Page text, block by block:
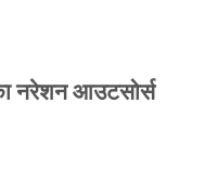
नरेशन आउटसोर्स